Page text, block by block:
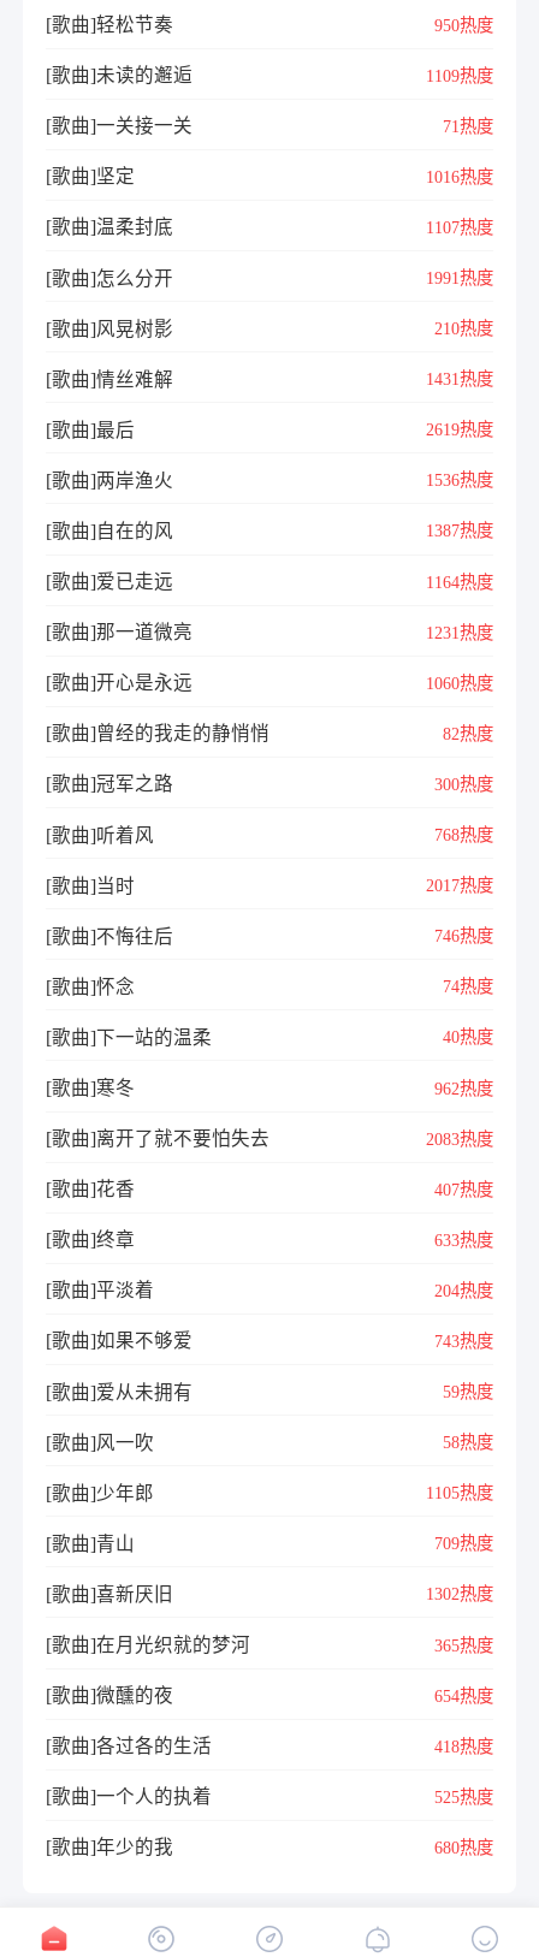
[歌曲]轻松节奏 950热度
[歌曲]未读的邂逅 1109热度
[歌曲]一关接一关 71热度
[歌曲]坚定 1016热度
[歌曲]温柔封底 1107热度
[歌曲]怎么分开 1991热度
[歌曲]风晃树影 210热度
[歌曲]情丝难解 1431热度
[歌曲]最后 2619热度
[歌曲]两岸渔火 1536热度
[歌曲]自在的风 1387热度
[歌曲]爱已走远 1164热度
[歌曲]那一道微亮 1231热度
[歌曲]开心是永远 1060热度
[歌曲]曾经的我走的静悄悄 82热度
[歌曲]冠军之路 300热度
[歌曲]听着风 768热度
[歌曲]当时 2017热度
[歌曲]不悔往后 746热度
[歌曲]怀念 74热度
[歌曲]下一站的温柔 40热度
[歌曲]寒冬 962热度
[歌曲]离开了就不要怕失去 2083热度
[歌曲]花香 407热度
[歌曲]终章 633热度
[歌曲]平淡着 204热度
[歌曲]如果不够爱 743热度
[歌曲]爱从未拥有 59热度
[歌曲]风一吹 58热度
[歌曲]少年郎 1105热度
[歌曲]青山 709热度
[歌曲]喜新厌旧 1302热度
[歌曲]在月光织就的梦河 365热度
[歌曲]微醺的夜 654热度
[歌曲]各过各的生活 418热度
[歌曲]一个人的执着 525热度
[歌曲]年少的我 680热度